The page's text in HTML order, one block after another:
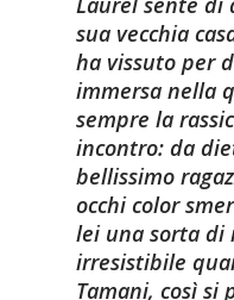
sua vecchia
ha vissuto per
immersa nella
sempre la
incontro: da
bellissimo
occhi color
lei una sorta di
irresistibile
Tamani, così si